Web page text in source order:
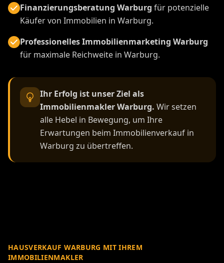
Finanzierungsberatung Warburg für potenzielle
Käufer von Immobilien in Warburg.
Professionelles Immobilienmarketing Warburg
für maximale Reichweite in Warburg.
Ihr Erfolg ist unser Ziel als
Immobilienmakler Warburg. Wir setzen
alle Hebel in Bewegung, um Ihre
Erwartungen beim Immobilienverkauf in
Warburg zu übertreffen.
HAUSVERKAUF WARBURG MIT IHREM
IMMOBILIENMAKLER